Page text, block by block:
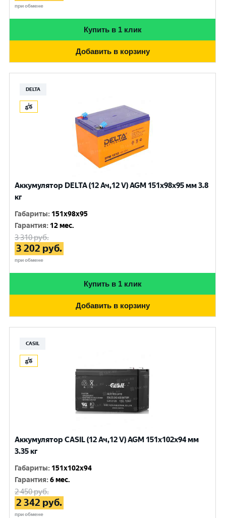
при обмене
Купить в 1 клик
Добавить в корзину
DELTA
Аккумулятор DELTA (12 Ач,12 V) AGM 151x98x95 мм 3.8
кг
Габариты: 151x98x95
Гарантия: 12 мес.
3 310руб.
3 202 руб.
при обмене
Купить в 1 клик
Добавить в корзину
CASIL
Аккумулятор CASIL (12 Ач,12 V) AGM 151x102x94 мм
3.35 кг
Габариты: 151x102x94
Гарантия:6 мес.
2 450руб.
2 342 руб.
при обмене